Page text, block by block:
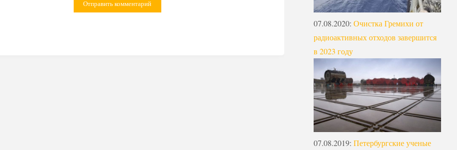
07.08.2020: Очистка Гремихи от
радиоактивных отходов завершится
в 2023 году
07.08.2019: Петербургские ученые